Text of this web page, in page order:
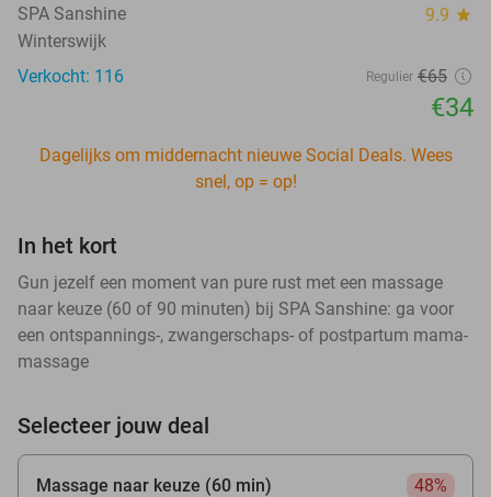
SPA Sanshine 9.9 star
Winterswijk
Verkocht: 116
Regulier €65
€34
Dagelijks om middernacht nieuwe Social Deals. Wees
snel, op = op!
In het kort
Gun jezelf een moment van pure rust met een massage
naar keuze (60 of 90 minuten) bij SPA Sanshine: ga voor
een ontspannings-, zwangerschaps- of postpartum mama-
massage
Selecteer jouw deal
Massage naar keuze (60 min)
48%